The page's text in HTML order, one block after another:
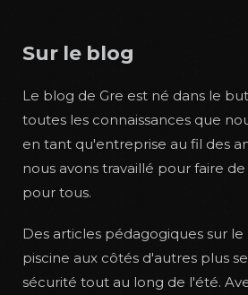
Sur le blog
Le blog de Gre est né dans le
toutes les connaissances que
en tant qu'entreprise au fil des
nous avons travaillé pour faire
pour tous.
Des articles pédagogiques sur
piscine aux côtés d'autres plus
sécurité tout au long de l'été.